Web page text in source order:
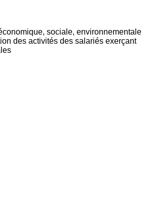
sociale, environnementale
des activités des salariés exerçant